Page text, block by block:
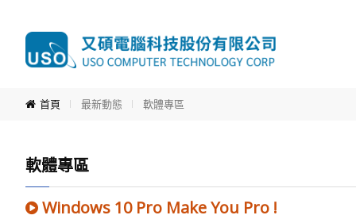
首頁 最新動態 軟體專區
軟體專區
Windows 10 Pro Make You Pro !